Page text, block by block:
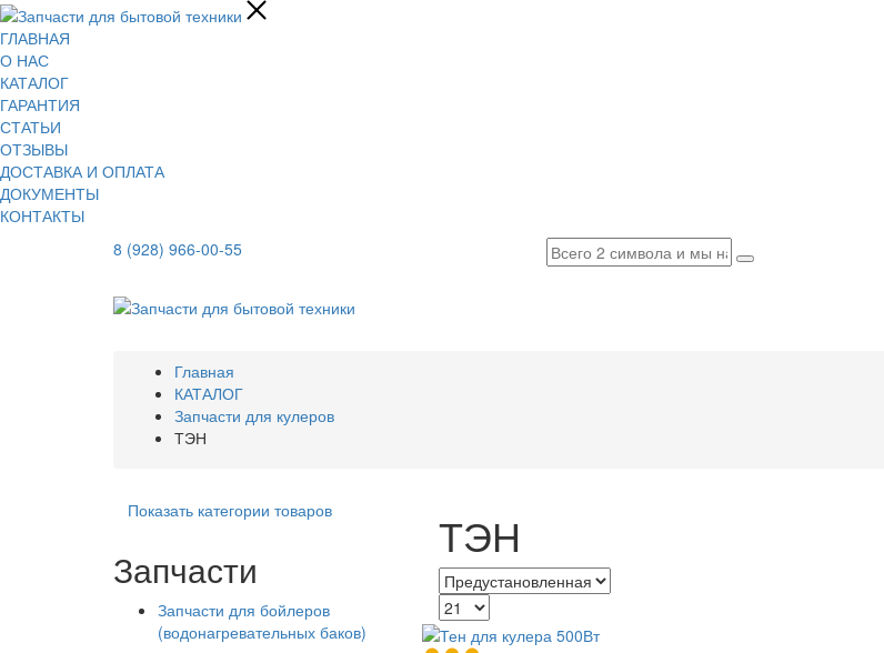
ГЛАВНАЯ
О НАС
КАТАЛОГ
ГАРАНТИЯ
СТАТЬИ
ОТЗЫВЫ
ДОСТАВКА И ОПЛАТА
ДОКУМЕНТЫ
КОНТАКТЫ
8 (928) 966-00-55
Главная
КАТАЛОГ
Запчасти для кулеров
ТЭН
Показать категории товаров
Запчасти
Запчасти для бойлеров
(водонагревательных баков)
ТЭН